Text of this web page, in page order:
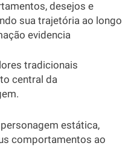
desejos e
sua trajetória ao longo
evidencia
tradicionais
central da
estática,
comportamentos ao